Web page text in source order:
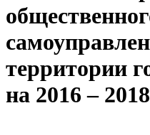
территории
на 2016 –